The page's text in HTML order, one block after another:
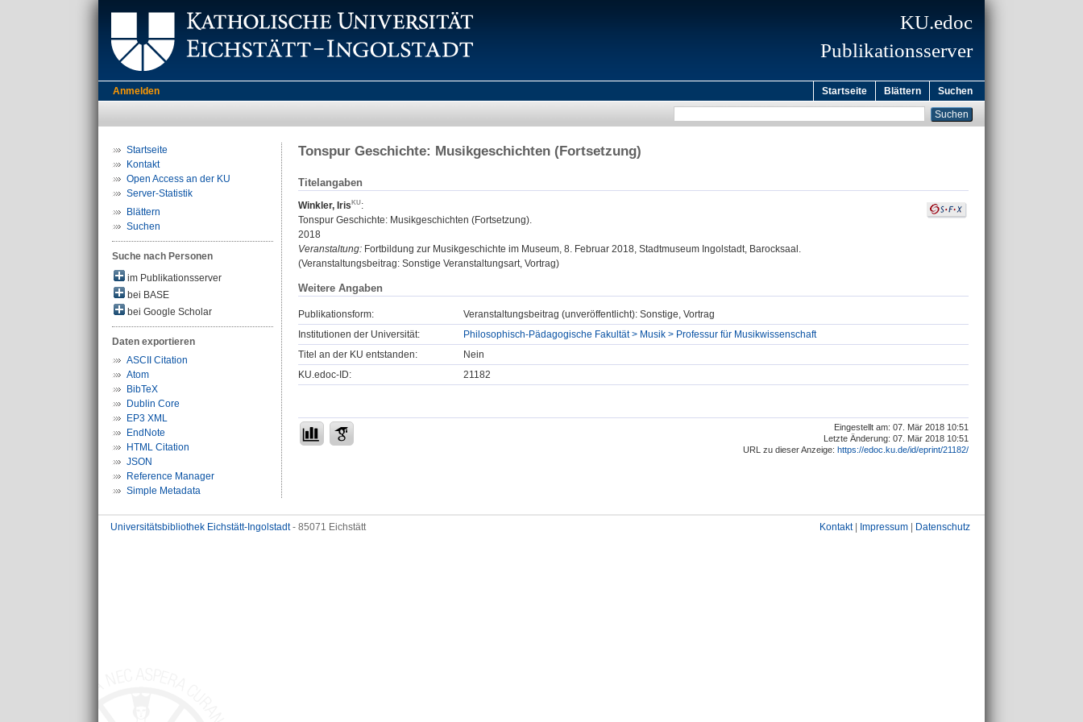
KU.edoc
Publikationsserver
Anmelden Startseite Blättern Suchen
Startseite
Kontakt
Open Access an der KU
Server-Statistik
Blättern
Suchen
Suche nach Personen
im Publikationsserver
bei BASE
bei Google Scholar
Daten exportieren
ASCII Citation
Atom
BibTeX
Dublin Core
EP3 XML
EndNote
HTML Citation
JSON
Reference Manager
Simple Metadata
Tonspur Geschichte: Musikgeschichten (Fortsetzung)
Titelangaben
Winkler, Iris
:
Tonspur Geschichte: Musikgeschichten (Fortsetzung).
2018
Veranstaltung: Fortbildung zur Musikgeschichte im Museum, 8. Februar 2018, Stadtmuseum Ingolstadt, Barocksaal.
(Veranstaltungsbeitrag: Sonstige Veranstaltungsart, Vortrag)
Weitere Angaben
Publikationsform:
Veranstaltungsbeitrag (unveröffentlicht): Sonstige, Vortrag
Institutionen der Universität:
Philosophisch-Pädagogische Fakultät > Musik > Professur für Musikwissenschaft
Titel an der KU entstanden:
Nein
KU.edoc-ID:
21182
Eingestellt am: 07. Mär 2018 10:51
Letzte Änderung: 07. Mär 2018 10:51
URL zu dieser Anzeige: https://edoc.ku.de/id/eprint/21182/
Universitätsbibliothek Eichstätt-Ingolstadt- 85071 Eichstätt Kontakt| Impressum Datenschutz